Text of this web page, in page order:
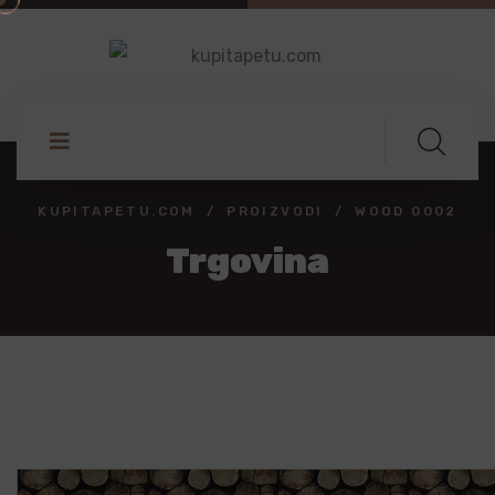
KUPITAPETU.COM PROIZVODI WOOD 0002
Trgovina